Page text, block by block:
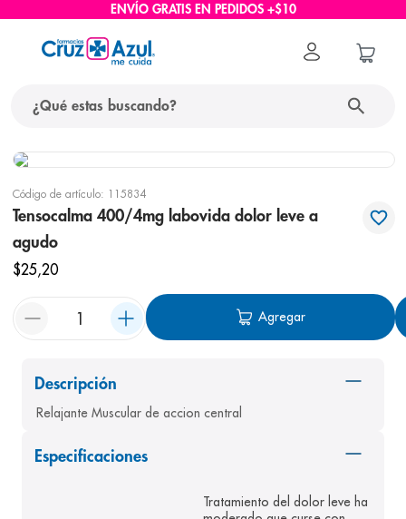
ENVÍO GRATIS EN PEDIDOS +$10
Código de artículo: 115834
Tensocalma 400/4mg labovida dolor leve a
agudo
$25,20
Agregar
Descripción
Relajante Muscular de accion central
Especificaciones
Tratamiento del dolor leve ha
términos más buscados
protector solar
2.
3.
4. cerave
bioderma
9. pediasure